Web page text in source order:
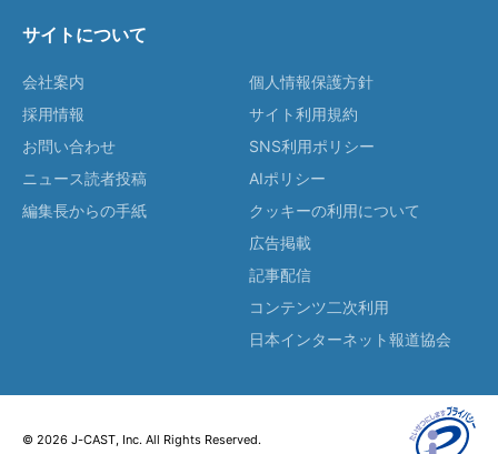
サイトについて
会社案内
採用情報
お問い合わせ
ニュース読者投稿
編集長からの手紙
個人情報保護方針
サイト利用規約
SNS利用ポリシー
AIポリシー
クッキーの利用について
広告掲載
記事配信
コンテンツ二次利用
日本インターネット報道協会
© 2026 J-CAST, Inc. All Rights Reserved.